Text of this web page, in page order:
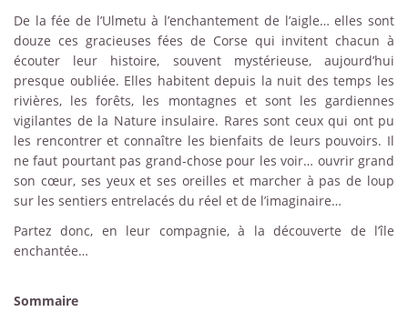
De la fée de l’Ulmetu à l’enchantement de l’aigle… elles sont
douze ces gracieuses fées de Corse qui invitent chacun à
écouter leur histoire, souvent mystérieuse, aujourd’hui
presque oubliée. Elles habitent depuis la nuit des temps les
rivières, les forêts, les montagnes et sont les gardiennes
vigilantes de la Nature insulaire. Rares sont ceux qui ont pu
les rencontrer et connaître les bienfaits de leurs pouvoirs. Il
ne faut pourtant pas grand-chose pour les voir… ouvrir grand
son cœur, ses yeux et ses oreilles et marcher à pas de loup
sur les sentiers entrelacés du réel et de l’imaginaire…
Partez donc, en leur compagnie, à la découverte de l’île
enchantée…
Sommaire